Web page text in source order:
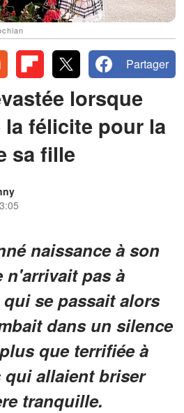
Partager
lorsque
félicite pour la
sa fille
naissance à son
n'arrivait pas à
se passait alors
dans un silence
que terrifiée à
allaient briser
tranquille.